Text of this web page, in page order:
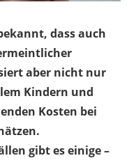
dass auch
aber nicht nur
Kindern und
Kosten bei
gibt es einige –